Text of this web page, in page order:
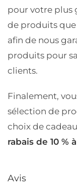
pour votre plus
de produits
afin de nous
produits pour
clients.
Finalement,
sélection de
choix de
rabais de 10 %
Avis